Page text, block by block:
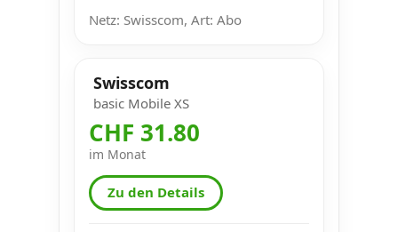
Netz: Swisscom, Art: Abo
Swisscom
basic Mobile XS
CHF 31.80
im Monat
Zu den Details